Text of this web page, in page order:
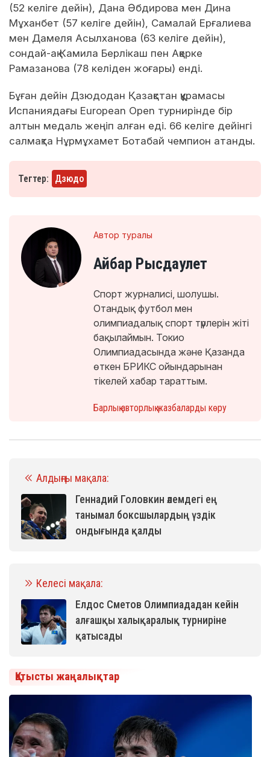
(52 келіге дейін), Дана Әбдирова мен Дина
Мұханбет (57 келіге дейін), Самалай Ерғалиева
мен Дамеля Асылханова (63 келіге дейін),
сондай-ақ Камила Берлікаш пен Ақерке
Рамазанова (78 келіден жоғары) енді.
Бұған дейін Дзюдодан Қазақстан құрамасы
Испаниядағы European Open турнирінде бір
алтын медаль жеңіп алған еді. 66 келіге дейінгі
салмақта Нұрмұхамет Ботабай чемпион атанды.
Тегтер: Дзюдо
Автор туралы
Айбар Рысдаулет
Спорт журналисі, шолушы.
Отандық футбол мен
олимпиадалық спорт түрлерін жіті
бақылаймын. Токио
Олимпиадасында және Қазанда
өткен БРИКС ойындарынан
тікелей хабар тараттым.
Барлық авторлық жазбаларды көру
Алдыңғы мақала:
Геннадий Головкин әлемдегі ең
танымал боксшылардың үздік
ондығында қалды
Келесі мақала:
Елдос Сметов Олимпиададан кейін
алғашқы халықаралық турниріне
қатысады
Қатысты жаңалықтар